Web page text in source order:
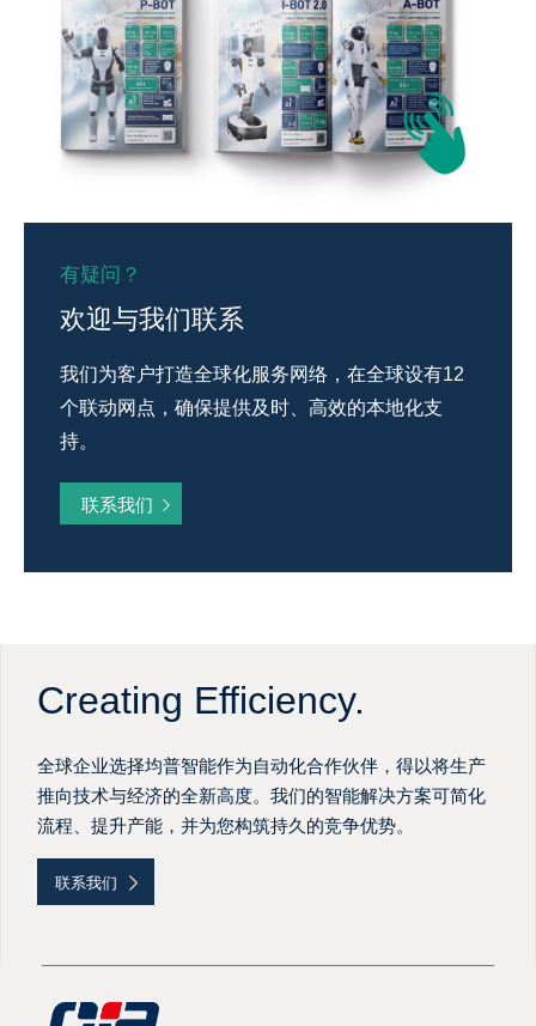
有疑问？
欢迎与我们联系
我们为客户打造全球化服务网络，在全球设有12
个联动网点，确保提供及时、高效的本地化支
持。
联系我们
Creating Efficiency.
全球企业选择均普智能作为自动化合作伙伴，得以将生产
推向技术与经济的全新高度。我们的智能解决方案可简化
流程、提升产能，并为您构筑持久的竞争优势。
联系我们